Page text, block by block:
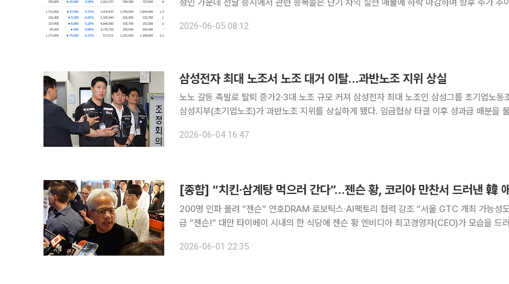
정인 가운데 전날 증시에서 관련 종목들은 단기 차익 실현 매물에 하락 마감하며 향후 주가 추
스, LG전자, NAVER, 현대차 등이 이름을 올렸다.
2026-06-05 08:12
삼성전자 최대 노조서 노조 대거 이탈…과반노조 지위 상실
노노 갈등 촉발로 탈퇴 증가2·3대 노조 규모 커져 삼성전자 최대 노조인 삼성그룹 초기업노동조합
삼성지부(초기업노조)가 과반노조 지위를 상실하게 됐다. 임금협상 타결 이후 성과급 배분을
다. 4일 업계에 따르면 초기업노조 조합원 수는 이날 오후 3시 기
2026-06-04 16:47
200명 인파 몰려 “젠슨” 연호DRAM·로보틱스·AI팩토리 협력 강조 “서울 GTC 개최 가능성도 언
급 “젠슨!” 대만 타이베이 시내의 한 식당에 젠슨 황 엔비디아 최고경영자(CEO)가 모습을 드러내자
터져 나왔다. 황 CEO는 시민과 팬들에게 사인을
2026-06-01 22:35